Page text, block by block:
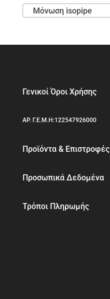
Μόνωση isopipe
Γενικοί Όροι Χρήσης
ΑΡ. Γ.Ε.Μ.Η:122547926000
Προϊόντα & Επιστροφές
Προσωπικά Δεδομένα
Τρόποι Πληρωμής